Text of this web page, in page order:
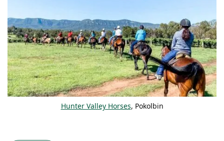
Hunter Valley Horses, Pokolbin